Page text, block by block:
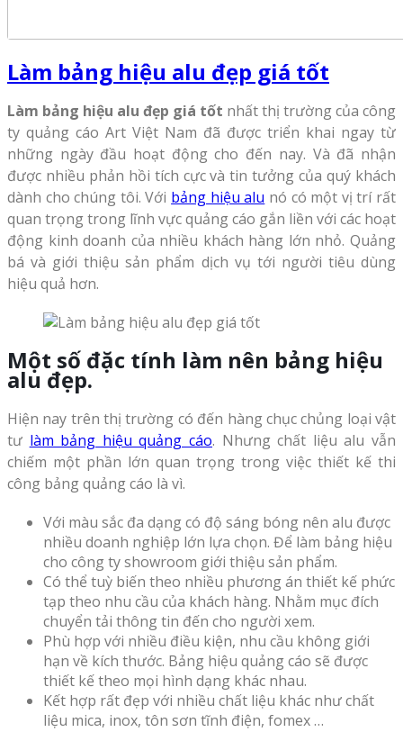
Làm bảng hiệu alu đẹp giá tốt
Làm bảng hiệu alu đẹp giá tốt nhất thị trường của công
ty quảng cáo Art Việt Nam đã được triển khai ngay từ
những ngày đầu hoạt động cho đến nay. Và đã nhận
được nhiều phản hồi tích cực và tin tưởng của quý khách
dành cho chúng tôi. Với bảng hiệu alu nó có một vị trí rất
quan trọng trong lĩnh vực quảng cáo gắn liền với các hoạt
động kinh doanh của nhiều khách hàng lớn nhỏ. Quảng
bá và giới thiệu sản phẩm dịch vụ tới người tiêu dùng
hiệu quả hơn.
Một số đặc tính làm nên bảng hiệu
alu đẹp.
Hiện nay trên thị trường có đến hàng chục chủng loại vật
tư làm bảng hiệu quảng cáo. Nhưng chất liệu alu vẫn
chiếm một phần lớn quan trọng trong việc thiết kế thi
công bảng quảng cáo là vì.
Với màu sắc đa dạng có độ sáng bóng nên alu được
nhiều doanh nghiệp lớn lựa chọn. Để làm bảng hiệu
cho công ty showroom giới thiệu sản phẩm.
Có thể tuỳ biến theo nhiều phương án thiết kế phức
tạp theo nhu cầu của khách hàng. Nhằm mục đích
chuyển tải thông tin đến cho người xem.
Phù hợp với nhiều điều kiện, nhu cầu không giới
hạn về kích thước. Bảng hiệu quảng cáo sẽ được
thiết kế theo mọi hình dạng khác nhau.
Kết hợp rất đẹp với nhiều chất liệu khác như chất
liệu mica, inox, tôn sơn tĩnh điện, fomex …